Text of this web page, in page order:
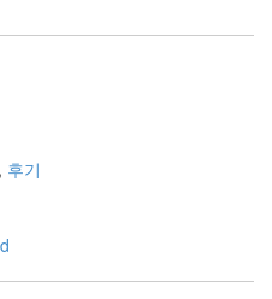
, 후기